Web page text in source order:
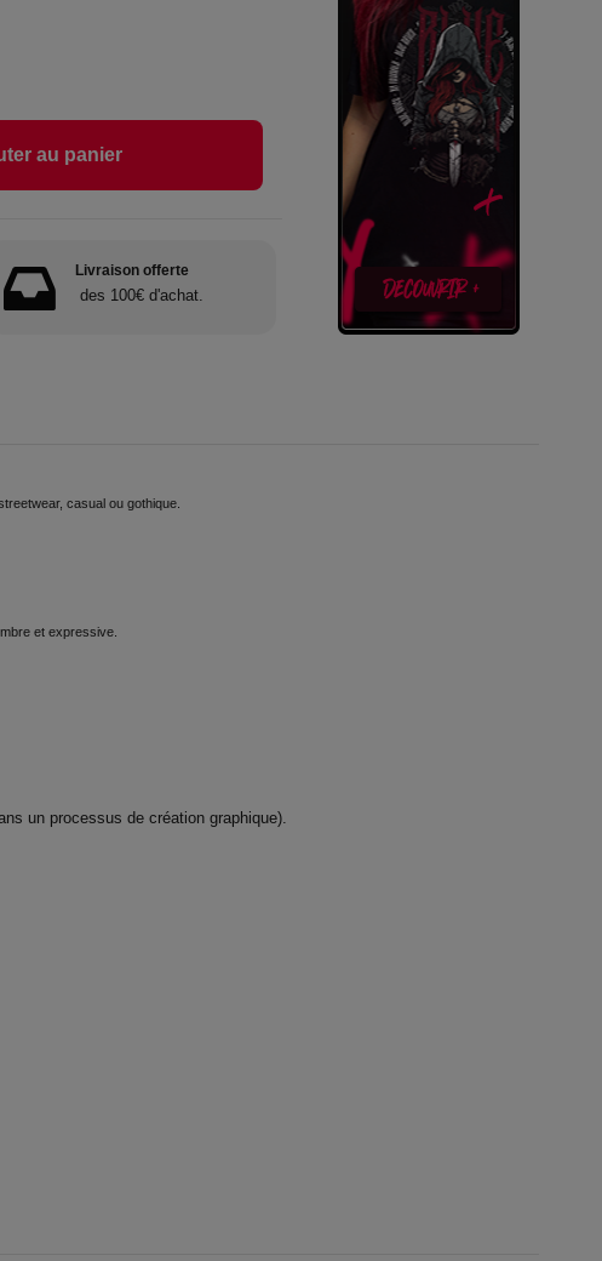
au panier
Livraison offerte
des 100€ d'achat.
casual ou gothique.
et expressive.
un processus de création graphique).